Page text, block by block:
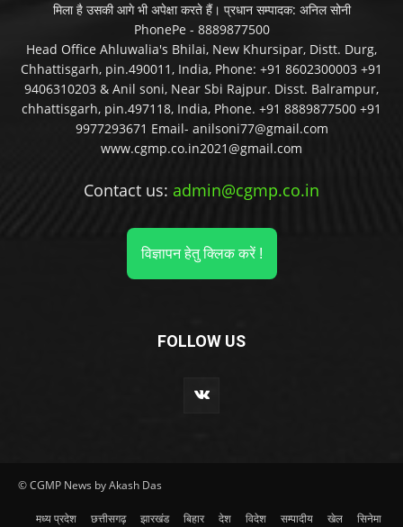
मिला है उसकी आगे भी अपेक्षा करते हैं। प्रधान सम्पादक: अनिल सोनी
PhonePe - 8889877500
Head Office Ahluwalia's Bhilai, New Khursipar, Distt. Durg,
Chhattisgarh, pin.490011, India, Phone: +91 8602300003 +91
9406310203 & Anil soni, Near Sbi Rajpur. Disst. Balrampur,
chhattisgarh, pin.497118, India, Phone. +91 8889877500 +91
9977293671 Email- anilsoni77@gmail.com
www.cgmp.co.in2021@gmail.com
Contact us: admin@cgmp.co.in
विज्ञापन हेतु क्लिक करें !
FOLLOW US
© CGMP News by Akash Das
मध्य प्रदेश छत्तीसगढ़ झारखंड बिहार देश विदेश सम्पादीय खेल सिनेमा